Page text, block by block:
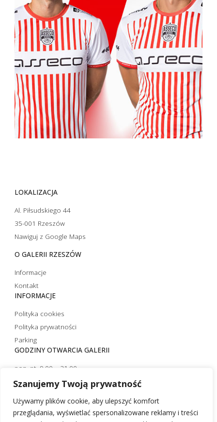
Szanujemy Twoją prywatność
Używamy plików cookie, aby ulepszyć komfort
przeglądania, wyświetlać spersonalizowane reklamy i treści
LOKALIZACJA
Al. Piłsudskiego 44
35-001 Rzeszów
Nawiguj z Google Maps
O GALERII RZESZÓW
Informacje
Kontakt
INFORMACJE
Polityka cookies
Polityka prywatności
Parking
GODZINY OTWARCIA GALERII
pon.-pt. 9.00 – 21.00
sobota 10.00 – 21.00
niedziela niehandlowa 12.00 – 20.00 (czynna tylko strefa